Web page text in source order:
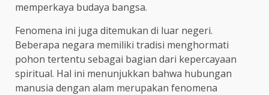
memperkaya budaya bangsa.
Fenomena ini juga ditemukan di luar negeri.
Beberapa negara memiliki tradisi menghormati
pohon tertentu sebagai bagian dari kepercayaan
spiritual. Hal ini menunjukkan bahwa hubungan
manusia dengan alam merupakan fenomena